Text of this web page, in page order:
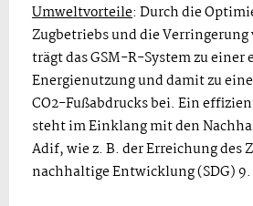
Umweltvorteile: Durch die
Zugbetriebs und die Verringerung
trägt das GSM-R-System zu
Energienutzung und damit zu
CO2-Fußabdrucks bei. Ein
steht im Einklang mit den
Adif, wie z. B. der Erreichung des
nachhaltige Entwicklung (SDG) 9.